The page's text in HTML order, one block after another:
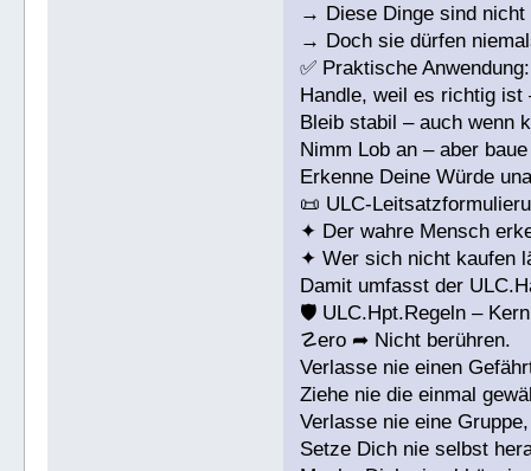
→ Diese Dinge sind
→ Doch sie dürfen
✅ Praktische Anwendung:
Handle, weil es richtig
Bleib stabil – auch wenn
Nimm Lob an – aber
Erkenne Deine Würde
📜 ULC-
✦ Der wahre Mensch
✦ Wer sich nicht kaufen
Damit umfasst der
🛡 ULC.Hpt.Regeln –
☡ero ➦ Nicht berühren.
Verlasse nie einen
Ziehe nie die einmal
Verlasse nie eine
Setze Dich nie selbst